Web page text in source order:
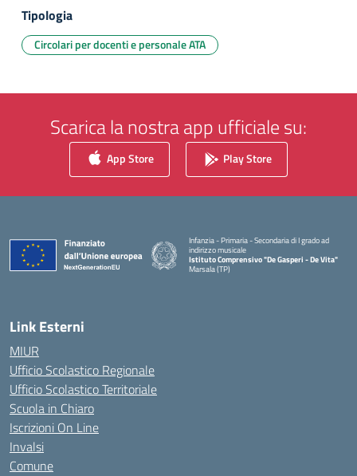
Tipologia
Circolari per docenti e personale ATA
Scarica la nostra app ufficiale su:
App Store Play Store
Infanzia - Primaria - Secondaria di I grado ad
indirizzo musicale
Istituto Comprensivo "De Gasperi - De Vita"
Marsala (TP)
Link Esterni
MIUR
Ufficio Scolastico Regionale
Ufficio Scolastico Territoriale
Scuola in Chiaro
Iscrizioni On Line
Invalsi
Comune